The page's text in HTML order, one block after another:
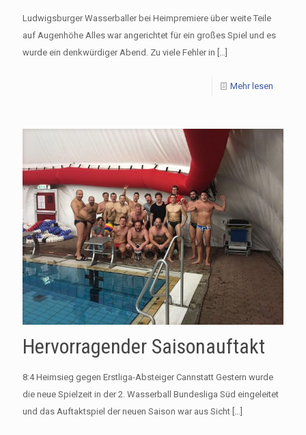
Ludwigsburger Wasserballer bei Heimpremiere über weite Teile
auf Augenhöhe Alles war angerichtet für ein großes Spiel und es
wurde ein denkwürdiger Abend. Zu viele Fehler in […]
Mehr lesen
Hervorragender Saisonauftakt
8:4 Heimsieg gegen Erstliga-Absteiger Cannstatt Gestern wurde
die neue Spielzeit in der 2. Wasserball Bundesliga Süd eingeleitet
und das Auftaktspiel der neuen Saison war aus Sicht […]